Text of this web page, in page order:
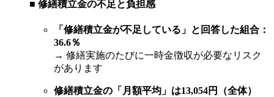
■ 修繕積立金の不足と負担感
「修繕積立金が不足している」と回答した組合：
36.6％
→ 修繕実施のたびに一時金徴収が必要なリスク
があります
修繕積立金の「月額平均」は13,054円（全体）